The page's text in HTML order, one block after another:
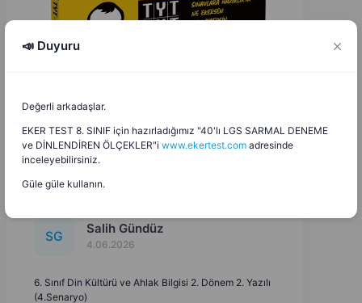
SG Salih Gündüz
4.06.2026
6. Sınıf Din Kültürü ve Ahlak Bilgisi 2. Dönem 2. Yazılı
(4.Senaryo)
📣 Duyuru
Değerli arkadaşlar.
EKER TEST 8. SINIF için hazırladığımız "40'lı LGS SARMAL DENEME
ve DİNLENDİREN ÖLÇEKLER"i www.ekertest.com adresinde
inceleyebilirsiniz.
Güle güle kullanın.